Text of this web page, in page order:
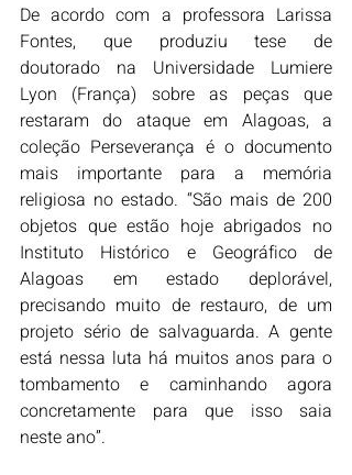
De acordo com a professora Larissa
Fontes, que produziu tese de
doutorado na Universidade Lumiere
Lyon (França) sobre as peças que
restaram do ataque em Alagoas, a
coleção Perseverança é o documento
mais importante para a memória
religiosa no estado. “São mais de 200
objetos que estão hoje abrigados no
Instituto Histórico e Geográfico de
Alagoas em estado deplorável,
precisando muito de restauro, de um
projeto sério de salvaguarda. A gente
está nessa luta há muitos anos para o
tombamento e caminhando agora
concretamente para que isso saia
neste ano”.